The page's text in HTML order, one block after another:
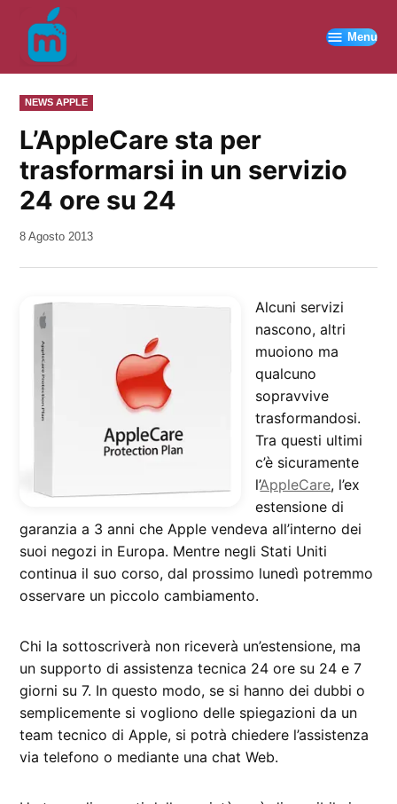
contenuto
Menu
PUBBLICATO
IN
NEWS APPLE
L’AppleCare sta per
trasformarsi in un servizio
24 ore su 24
da
8 Agosto 2013
Alcuni servizi
nascono, altri
muoiono ma
qualcuno
sopravvive
trasformandosi.
Tra questi ultimi
c’è sicuramente
l’AppleCare, l’ex
estensione di
garanzia a 3 anni che Apple vendeva all’interno dei
suoi negozi in Europa. Mentre negli Stati Uniti
continua il suo corso, dal prossimo lunedì potremmo
osservare un piccolo cambiamento.
Chi la sottoscriverà non riceverà un’estensione, ma
un supporto di assistenza tecnica 24 ore su 24 e 7
giorni su 7. In questo modo, se si hanno dei dubbi o
semplicemente si vogliono delle spiegazioni da un
team tecnico di Apple, si potrà chiedere l’assistenza
via telefono o mediante una chat Web.